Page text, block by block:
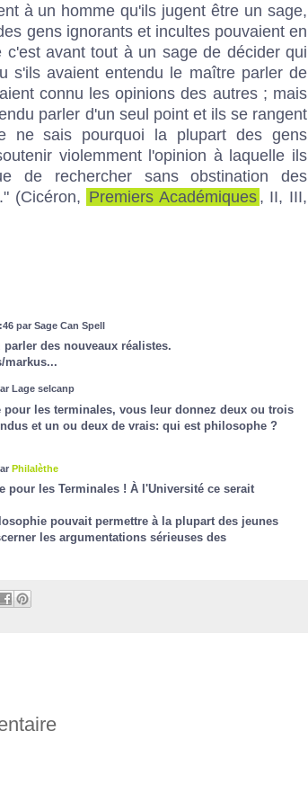
à un homme qu'ils jugent être un sage,
gens ignorants et incultes pouvaient en
avant tout à un sage de décider qui
s'ils avaient entendu le maître parler de
connu les opinions des autres ; mais
parler d'un seul point et ils se rangent
ne sais pourquoi la plupart des gens
violemment l'opinion à laquelle ils
de rechercher sans obstination des
(Cicéron, Premiers Académiques , II, III,
par Sage Can Spell
des nouveaux réalistes.
markus...
Lage selcanp
pour les terminales, vous leur donnez deux ou trois
et un ou deux de vrais: qui est philosophe ?
Philalèthe
pour les Terminales ! À l'Université ce serait
pouvait permettre à la plupart des jeunes
les argumentations sérieuses des